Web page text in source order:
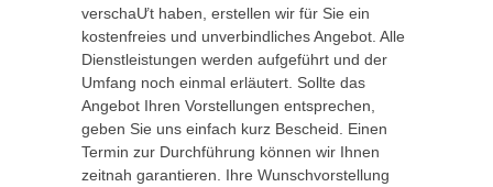
verschaƯt haben, erstellen wir für Sie ein
kostenfreies und unverbindliches Angebot. Alle
Dienstleistungen werden aufgeführt und der
Umfang noch einmal erläutert. Sollte das
Angebot Ihren Vorstellungen entsprechen,
geben Sie uns einfach kurz Bescheid. Einen
Termin zur Durchführung können wir Ihnen
zeitnah garantieren. Ihre Wunschvorstellung